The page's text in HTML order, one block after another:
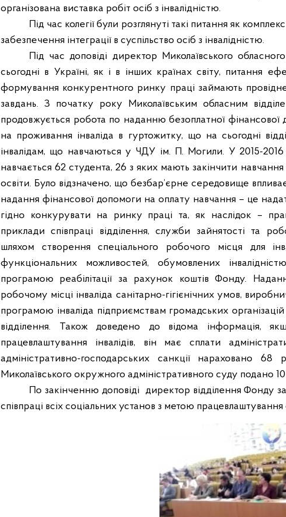
організована виставка робіт осіб з інвалідністю.
Під час колегії були розглянуті такі питання як
забезпечення інтеграції в суспільство осіб з інвалідністю.
Під час доповіді директор Миколаївського
сьогодні в Україні, як і в інших країнах світу, питання
формування конкурентного ринку праці займають
завдань. З початку року Миколаївським обласним
продовжується робота по наданню безоплатної фінансової
на проживання інваліда в гуртожитку, що на сьогодні
інвалідам, що навчаються у ЧДУ ім. П. Могили. У 2015-2016
навчається 62 студента, 26 з яких мають закінчити
освіти. Було відзначено, що безбар’єрне середовище
надання фінансової допомоги на оплату навчання – це
гідно конкурувати на ринку праці та, як наслідок –
приклади співпраці відділення, служби зайнятості та
шляхом створення спеціального робочого місця для
функціональних можливостей, обумовлених
програмою реабілітації за рахунок коштів Фонду.
робочому місці інваліда санітарно-гігієнічних умов,
програмою інваліда підприємствам громадських
відділення. Також доведено до відома інформація,
працевлаштування інвалідів, він має сплати
адміністративно-господарських санкції нараховано
Миколаївського окружного адміністративного суду подано 10
По закінченню доповіді директор відділення Фонду
співпраці всіх соціальних установ з метою працевлаштування